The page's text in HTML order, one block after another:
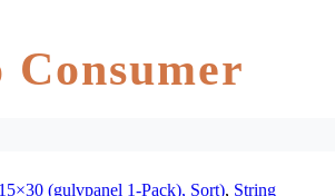
Consumer
(gulvpanel 1-Pack), Sort), String